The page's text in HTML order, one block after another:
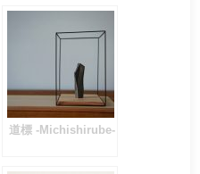
道標 -Michishirube-